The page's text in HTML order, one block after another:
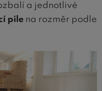
a jednotlivé
pile na rozměr podle